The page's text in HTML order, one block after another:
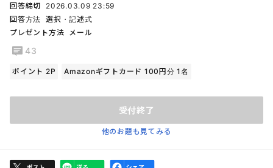
回答締切
2026.03.09 23:59
回答方法 選択・記述式
プレゼント方法
メール
43
ポイント 2P Amazonギフトカード 100円分 1名
受付終了
他のお題も見てみる